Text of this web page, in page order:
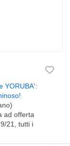
YORUBA':
ad offerta
21, tutti i